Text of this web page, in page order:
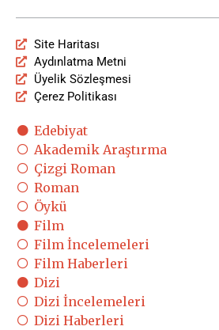
Site Haritası
Aydınlatma Metni
Üyelik Sözleşmesi
Çerez Politikası
Edebiyat
Akademik Araştırma
Çizgi Roman
Roman
Öykü
Film
Film İncelemeleri
Film Haberleri
Dizi
Dizi İncelemeleri
Dizi Haberleri